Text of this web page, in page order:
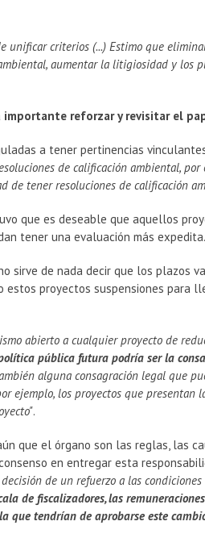
unificar criterios (...) Estimo que
aumentar la litigiosidad y los
importante reforzar y revisitar el
a tener pertinencias
de calificación ambiental, por
de tener resoluciones de calificación
que es deseable que aquellos
tener una evaluación más expedita.
sirve de nada decir que los plazos
estos proyectos suspensiones para
abierto a cualquier proyecto de
pública futura podría ser la
alguna consagración legal que
ejemplo, los proyectos que presentan
.
que el órgano son las reglas, las
en entregar esta
decisión de un refuerzo a las
de fiscalizadores, las
que tendrían de aprobarse este